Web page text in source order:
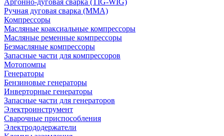
Аргонно-дуговая сварка (TIG-WIG)
Ручная дуговая сварка (MMA)
Компрессоры
Масляные коаксиальные компрессоры
Масляные ременные компрессоры
Безмасляные компрессоры
Запасные части для компрессоров
Мотопомпы
Генераторы
Бензиновые генераторы
Инверторные генераторы
Запасные части для генераторов
Электроинструмент
Сварочные приспособления
Электрододержатели